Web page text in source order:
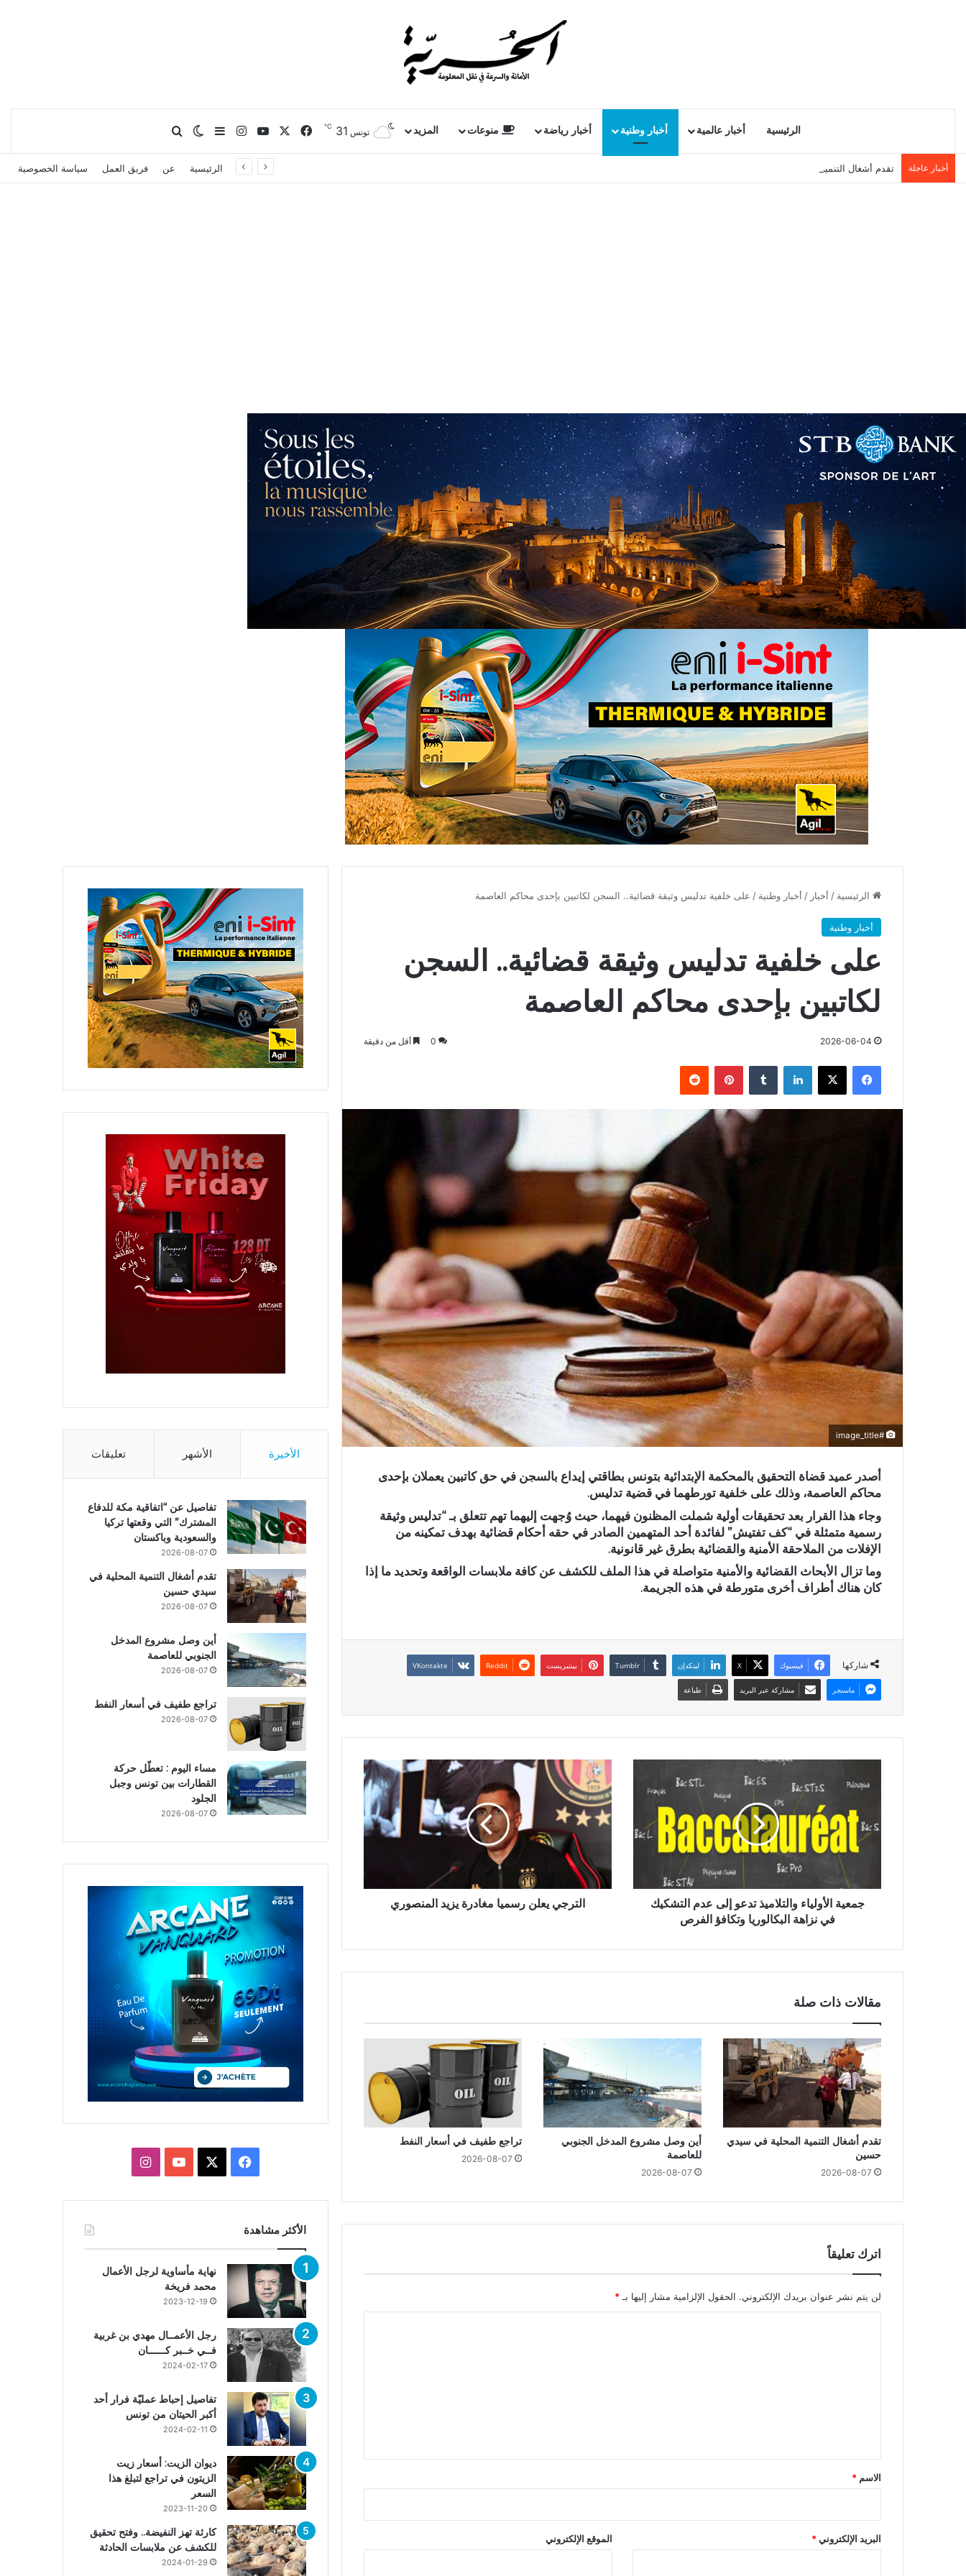
الرئيسية أخبار عالمية أخبار وطنية أخبار رياضة منوعات المزيد تونس 31
℃ فيسبوك يوتيوبانستقرامإضافة عمود جانبي
الوضع المظلم
بحث عن
أخبار عاجلة تقدم أشغال التنمية المحلية في سيدي حسين الرئيسية عن فريق العمل سياسة الخصوصية
الرئيسية / أخبار / أخبار وطنية / على خلفية تدليس وثيقة قضائية.. السجن لكاتبين بإحدى محاكم العاصمة
أخبار وطنية
على خلفية تدليس وثيقة قضائية.. السجن
لكاتبين بإحدى محاكم العاصمة
2026-06-04
0 أقل من دقيقة
فيسبوك X لينكدإن بينتيريست
#image_title
أصدر عميد قضاة التحقيق بالمحكمة الإبتدائية بتونس بطاقتي إيداع بالسجن في حق كاتبين يعملان بإحدى
محاكم العاصمة، وذلك على خلفية تورطهما في قضية تدليس.
وجاء هذا القرار بعد تحقيقات أولية شملت المظنون فيهما، حيث وُجهت إليهما تهم تتعلق بـ “تدليس وثيقة
رسمية متمثلة في “كف تفتيش” لفائدة أحد المتهمين الصادر في حقه أحكام قضائية بهدف تمكينه من
الإفلات من الملاحقة الأمنية والقضائية بطرق غير قانونية.
وما تزال الأبحاث القضائية والأمنية متواصلة في هذا الملف للكشف عن كافة ملابسات الواقعة وتحديد ما إذا
كان هناك أطراف أخرى متورطة في هذه الجريمة.
شاركها فيسبوك X لينكدإن بينتيريست
ماسنجر مشاركة عبر البريد طباعة
جمعية الأولياء والتلاميذ تدعو إلى عدم التشكيك
في نزاهة البكالوريا وتكافؤ الفرص
الترجي يعلن رسميا مغادرة يزيد المنصوري
مقالات ذات صلة
تقدم أشغال التنمية المحلية في سيدي
حسين
2026-08-07
أين وصل مشروع المدخل الجنوبي
للعاصمة
2026-08-07
تراجع طفيف في أسعار النفط
2026-08-07
اترك تعليقاً
لن يتم نشر عنوان بريدك الإلكتروني. الحقول الإلزامية مشار إليها بـ *
*
الاسم *
البريد الإلكتروني* الموقع الإلكتروني
الأخيرة الأشهر تعليقات
تفاصيل عن “اتفاقية مكة للدفاع
المشترك” التي وقعتها تركيا
والسعودية وباكستان
2026-08-07
تقدم أشغال التنمية المحلية في
سيدي حسين
2026-08-07
أين وصل مشروع المدخل
الجنوبي للعاصمة
2026-08-07
تراجع طفيف في أسعار النفط
2026-08-07
مساء اليوم : تعطّل حركة
القطارات بين تونس وجبل
الجلود
2026-08-07
فيسبوك يوتيوبانستقرام
الأكثر مشاهدة
نهاية مأساوية لرجل الأعمال
محمد فريخة
2023-12-19
رجل الأعمــال مهدي بن غربية
فــي خــبر كــــــان
2024-02-17
تفاصيل إحباط عمليّة فرار أحد
أكبر الحيتان من تونس
2024-02-11
ديوان الزيت: أسعار زيت
الزيتون في تراجع لتبلغ هذا
السعر
2023-11-20
كارثة تهز النفيضة.. وفتح تحقيق
للكشف عن ملابسات الحادثة
2024-01-29